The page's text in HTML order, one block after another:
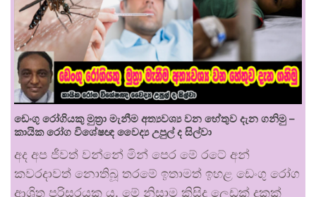
ඩෙංගු රෝගියකු ⁣මුත්‍රා මැනීම අත්‍යවශ්‍ය වන හේතුව දැන ගනිමු –
කායික රෝග විශේෂඥ වෛද්‍ය උපුල් ද සිල්වා
අද අප ජීවත් වන්නේ මින් පෙර මේ රටේ අන්
කවරදාවත් නොතිබූ තරමේ ඉතාමත් ඉහළ ඩෙංගු රෝග
ආශ්‍රිත පරිසරයක ය. මේ නිසාම කිසිදු ලෙඩක් දුකක්